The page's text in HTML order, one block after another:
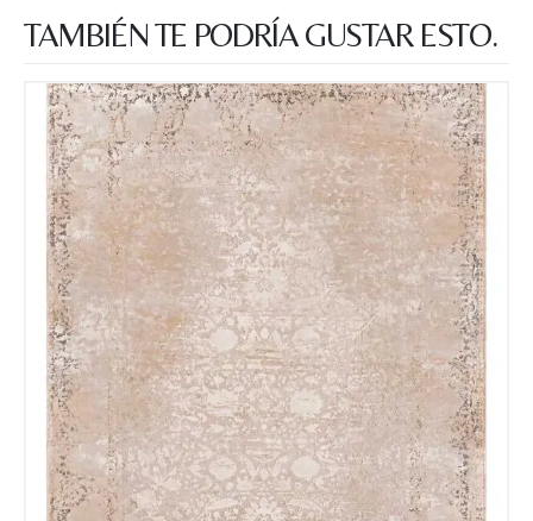
TAMBIÉN TE PODRÍA GUSTAR ESTO.